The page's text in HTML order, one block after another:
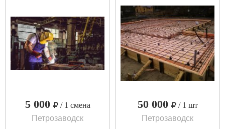
5 000
/ 1 смена
Петрозаводск
50 000
/ 1 шт
Петрозаводск